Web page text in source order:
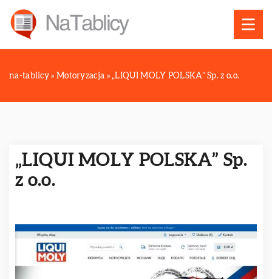
na-tablicy » Motoryzacja » „LIQUI MOLY POLSKA” Sp. z o.o.
„LIQUI MOLY POLSKA” Sp.
z o.o.